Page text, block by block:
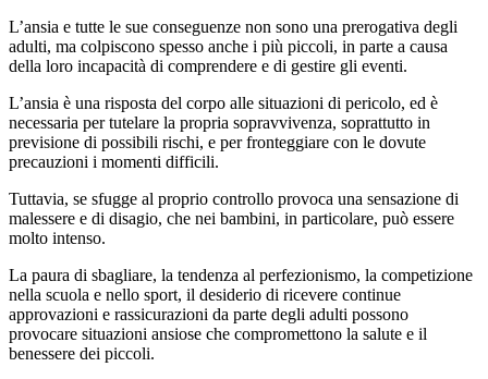
L’ansia e tutte le sue conseguenze non sono una prerogativa degli
adulti, ma colpiscono spesso anche i più piccoli, in parte a causa
della loro incapacità di comprendere e di gestire gli eventi.
L’ansia è una risposta del corpo alle situazioni di pericolo, ed è
necessaria per tutelare la propria sopravvivenza, soprattutto in
previsione di possibili rischi, e per fronteggiare con le dovute
precauzioni i momenti difficili.
Tuttavia, se sfugge al proprio controllo provoca una sensazione di
malessere e di disagio, che nei bambini, in particolare, può essere
molto intenso.
La paura di sbagliare, la tendenza al perfezionismo, la competizione
nella scuola e nello sport, il desiderio di ricevere continue
approvazioni e rassicurazioni da parte degli adulti possono
provocare situazioni ansiose che compromettono la salute e il
benessere dei piccoli.